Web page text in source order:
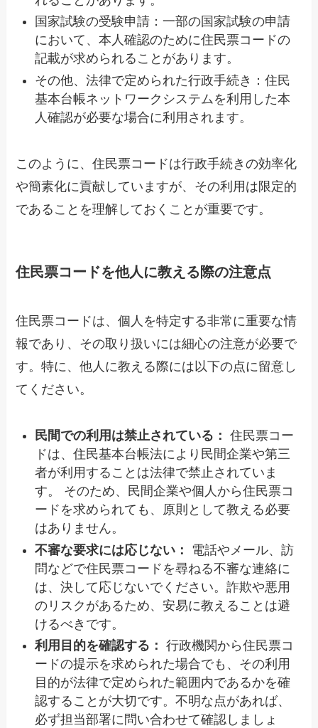
国家試験の受験申請：一部の国家試験の申請
において、本人確認のために住民票コードの
記載が求められることがあります。
その他、法律で定められた行政手続き：住民
基本台帳ネットワークシステムを利用した本
人確認が必要な場合に利用されます。
このように、住民票コードは行政手続きの効率化
や簡素化に貢献していますが、その利用は限定的
であることを理解しておくことが重要です。
住民票コードを他人に教える際の注意点
住民票コードは、個人を特定する非常に重要な情
報であり、その取り扱いには細心の注意が必要で
す。特に、他人に教える際には以下の点に留意し
てください。
民間での利用は禁止されている： 住民票コー
ドは、住民基本台帳法により民間企業や第三
者が利用することは法律で禁止されていま
す。 そのため、民間企業や個人から住民票コ
ードを求められても、原則として教える必要
はありません。
不審な要求には応じない：
電話やメール、訪
問などで住民票コードを尋ねる不審な連絡に
は、決して応じないでください。詐欺や悪用
のリスクがあるため、安易に教えることは避
けるべきです。
利用目的を確認する： 行政機関から住民票コ
ードの提示を求められた場合でも、その利用
目的が法律で定められた範囲内であるかを確
認することが大切です。不明な点があれば、
必ず担当部署に問い合わせて確認しましょ